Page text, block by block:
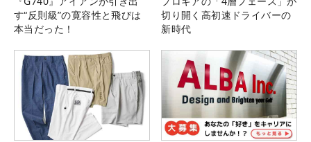
す“反則級”の寛容性と飛びは
本当だった！
切り開く高初速ドライバーの
新時代